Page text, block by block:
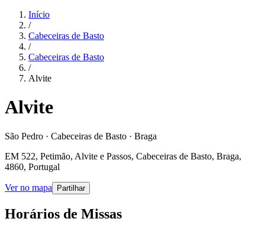
Início
/
Cabeceiras de Basto
/
Cabeceiras de Basto
/
Alvite
Alvite
São Pedro · Cabeceiras de Basto · Braga
EM 522, Petimão, Alvite e Passos, Cabeceiras de Basto, Braga,
4860, Portugal
Ver no mapa Partilhar
Horários de Missas